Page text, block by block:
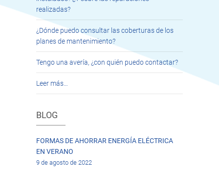
realizadas?
¿Dónde puedo consultar las coberturas de los
planes de mantenimiento?
Tengo una avería, ¿con quién puedo contactar?
Leer más…
BLOG
FORMAS DE AHORRAR ENERGÍA ELÉCTRICA
EN VERANO
9 de agosto de 2022